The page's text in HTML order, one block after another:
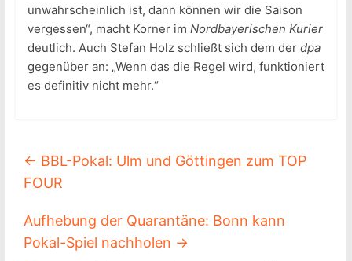
unwahrscheinlich ist, dann können wir die Saison
vergessen“, macht Korner im Nordbayerischen Kurier
deutlich. Auch Stefan Holz schließt sich dem der dpa
gegenüber an: „Wenn das die Regel wird, funktioniert
es definitiv nicht mehr.“
← BBL-Pokal: Ulm und Göttingen zum TOP
FOUR
Aufhebung der Quarantäne: Bonn kann
Pokal-Spiel nachholen →